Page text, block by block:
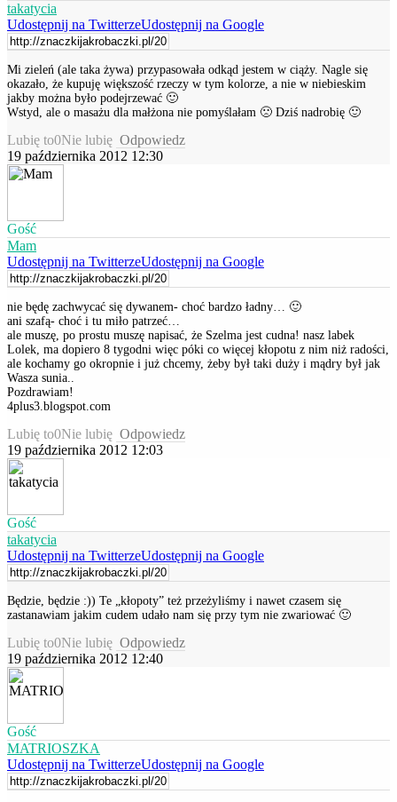
takatycia
Udostępnij na TwitterzeUdostępnij na Google
Mi zieleń (ale taka żywa) przypasowała odkąd jestem w ciąży. Nagle się
okazało, że kupuję większość rzeczy w tym kolorze, a nie w niebieskim
jakby można było podejrzewać 🙂
Wstyd, ale o masażu dla małżona nie pomyślałam 🙁 Dziś nadrobię 🙂
Lubię to0Nie lubię Odpowiedz
19 października 2012 12:30
Gość
Mam
Udostępnij na TwitterzeUdostępnij na Google
nie będę zachwycać się dywanem- choć bardzo ładny… 🙂
ani szafą- choć i tu miło patrzeć…
ale muszę, po prostu muszę napisać, że Szelma jest cudna! nasz labek
Lolek, ma dopiero 8 tygodni więc póki co więcej kłopotu z nim niż radości,
ale kochamy go okropnie i już chcemy, żeby był taki duży i mądry był jak
Wasza sunia..
Pozdrawiam!
4plus3.blogspot.com
Lubię to0Nie lubię Odpowiedz
19 października 2012 12:03
Gość
takatycia
Udostępnij na TwitterzeUdostępnij na Google
Będzie, będzie :)) Te „kłopoty” też przeżyliśmy i nawet czasem się
zastanawiam jakim cudem udało nam się przy tym nie zwariować 🙂
Lubię to0Nie lubię Odpowiedz
19 października 2012 12:40
Gość
MATRIOSZKA
Udostępnij na TwitterzeUdostępnij na Google